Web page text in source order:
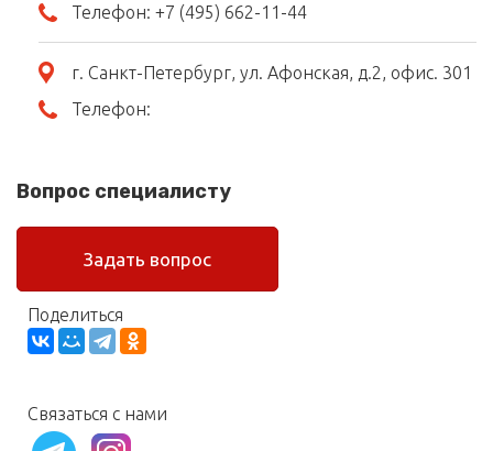
Телефон: +7 (495) 662-11-44
г. Санкт-Петербург, ул. Афонская, д.2, офис. 301
Телефон:
Вопрос специалисту
Задать вопрос
Поделиться
Связаться с нами